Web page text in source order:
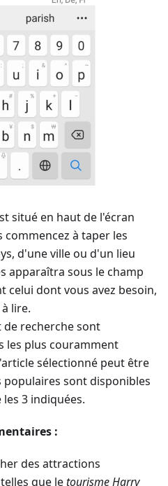
situé en haut de l'écran
commencez à taper les
d'une ville ou d'un lieu
apparaîtra sous le champ
celui dont vous avez besoin,
lire.
de recherche sont
les plus couramment
sélectionné peut être
populaires sont disponibles
3 indiquées.
:
des attractions
que letourisme Harry